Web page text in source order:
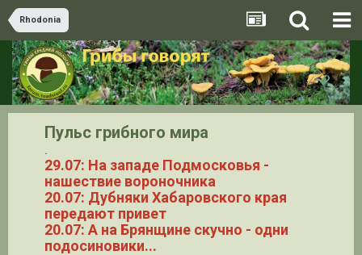
Rhodonia
Пульс грибного мира
.
29.07: На западе Подмосковья -
нашествие вороночника
20.07: Дубняки Хабаровского края
передают привет
20.07: А на Брянщине скучно - одни
подосиновики...